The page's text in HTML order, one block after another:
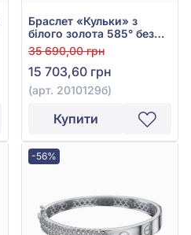
Браслет «Кульки» з
білого золота 585° без
вставки, арт. 2010129б
35 690,00 грн
15 703,60 грн
(арт. 2010129б)
Купити
-56%